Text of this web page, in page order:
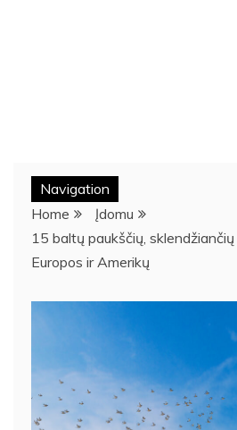
Navigation
Home
Įdomu
15 baltų paukščių,
Europos ir Amerikų